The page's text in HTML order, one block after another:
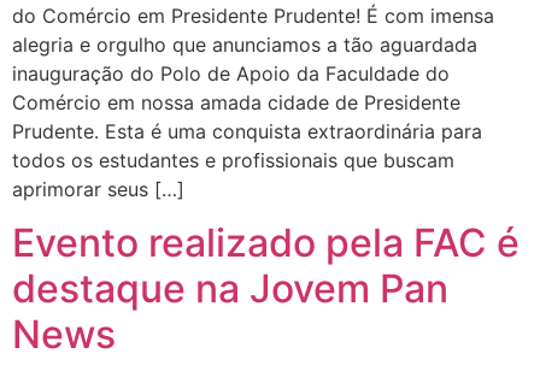
do Comércio em Presidente Prudente! É com imensa
alegria e orgulho que anunciamos a tão aguardada
inauguração do Polo de Apoio da Faculdade do
Comércio em nossa amada cidade de Presidente
Prudente. Esta é uma conquista extraordinária para
todos os estudantes e profissionais que buscam
aprimorar seus […]
Evento realizado pela FAC é
destaque na Jovem Pan
News